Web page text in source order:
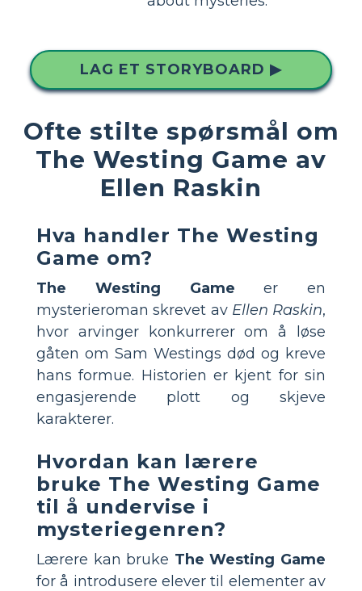
LAG ET STORYBOARD ▶
Ofte stilte spørsmål om
The Westing Game av
Ellen Raskin
Hva handler The Westing
Game om?
The Westing Game er en
mysterieroman skrevet av Ellen Raskin,
hvor arvinger konkurrerer om å løse
gåten om Sam Westings død og kreve
hans formue. Historien er kjent for sin
engasjerende plott og skjeve
karakterer.
Hvordan kan lærere
bruke The Westing Game
til å undervise i
mysteriegenren?
Lærere kan bruke The Westing Game
for å introdusere elever til elementer av